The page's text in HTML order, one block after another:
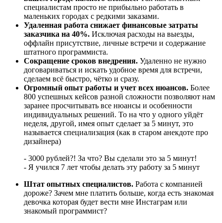
специалистам просто не прибыльно работать в
маленьких городах с редкими заказами.
Удаленная работа снижает финансовые затраты
заказчика на 40%. Исключая расходы на выезды,
оффлайн присутствие, личные встречи и содержание
штатного программиста.
Сокращение сроков внедрения. Удаленно не нужно
договариваться и искать удобное время для встречи,
сделаем всё быстро, чётко и сразу.
Огромный опыт работы и учет всех нюансов. Более
800 успешных кейсов разной сложности позволяют нам
заранее просчитывать все нюансы и особенности
индивидуальных решений. То на что у одного уйдёт
неделя, другой, имея опыт сделает за 5 минут, это
называется специализация (как в старом анекдоте про
дизайнера)
- 3000 рублей?! За что? Вы сделали это за 5 минут!
- Я учился 7 лет чтобы делать эту работу за 5 минут
Штат опытных специалистов. Работа с компанией
дороже? Зачем мне платить больше, когда есть знакомая
девочка которая будет вести мне Инстаграм или
знакомый программист?